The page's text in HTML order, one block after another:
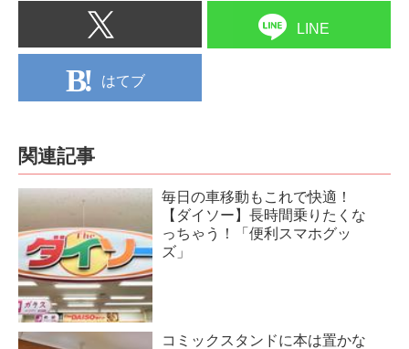
LINE
はてブ
関連記事
毎日の車移動もこれで快適！
【ダイソー】長時間乗りたくな
っちゃう！「便利スマホグッ
ズ」
コミックスタンドに本は置かな